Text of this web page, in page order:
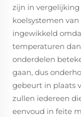
zijn in
koelsystemen
ingewikkeld
temperaturen
onderdelen
gaan, dus
gebeurt in plaats
zullen iedereen
eenvoud in feite